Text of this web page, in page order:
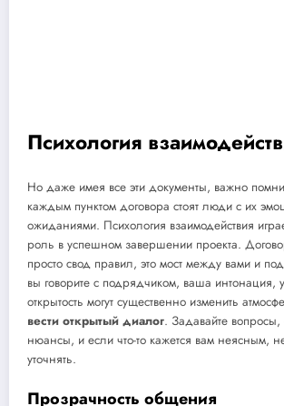
Психология
Но даже имея все эти документы, важно
каждым пунктом договора стоят люди с их
ожиданиями. Психология взаимодействия
роль в успешном завершении проекта.
просто свод правил, это мост между вами и
вы говорите с подрядчиком, ваша интонация,
открытость могут существенно изменить
вести открытый диалог. Задавайте вопросы,
нюансы, и если что-то кажется вам неясным,
уточнять.
Прозрачность общения